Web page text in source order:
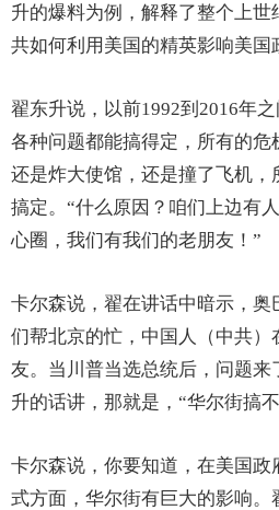
升的爆料为例，解释了整个上世
共如何利用美国的精英影响美国
翟东升说，以前1992到2016年
各种问题都能搞得定，所有的危
还是炸大使馆，还是撞了飞机，
搞定。“什么原因？咱们上边有
心圈，我们有我们的老朋友！”
卡尔森说，翟在讲话中暗示，
们帮北京的忙，中国人（中共）
友。当川普当选总统后，问题
升的话讲，那就是，“华尔街搞
卡尔森说，你要知道，在美国
式方面，华尔街有巨大的影响